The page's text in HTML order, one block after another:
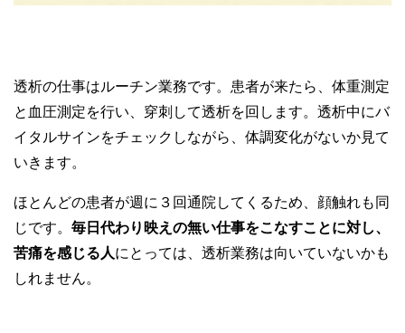
透析の仕事はルーチン業務です。患者が来たら、体重測定
と血圧測定を行い、穿刺して透析を回します。透析中にバ
イタルサインをチェックしながら、体調変化がないか見て
いきます。
ほとんどの患者が週に３回通院してくるため、顔触れも同
じです。 毎日代わり映えの無い仕事をこなすことに対し、
苦痛を感じる人にとっては、透析業務は向いていないかも
しれません。